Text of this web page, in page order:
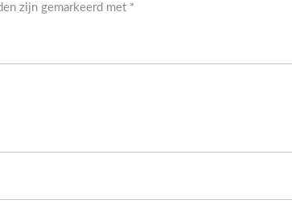
zijn gemarkeerd met *